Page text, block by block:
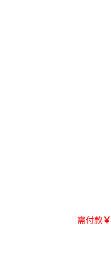
需付款￥